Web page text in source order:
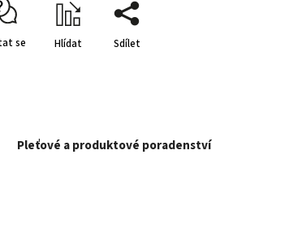
se Hlídat Sdílet
Pleťové a produktové poradenství